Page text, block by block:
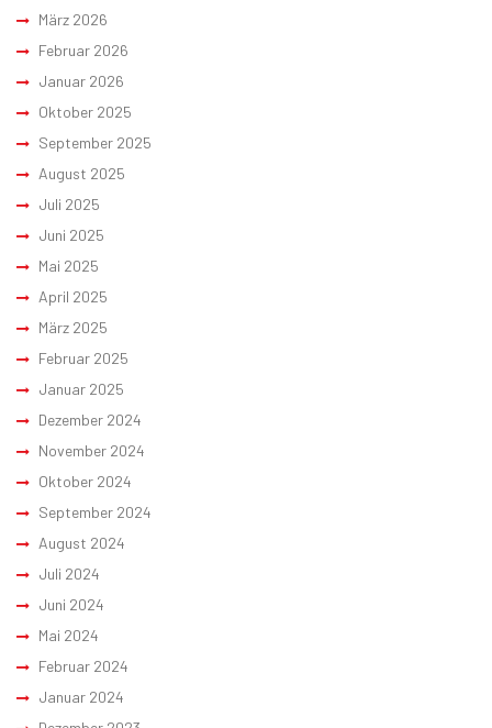
März 2026
Februar 2026
Januar 2026
Oktober 2025
September 2025
August 2025
Juli 2025
Juni 2025
Mai 2025
April 2025
März 2025
Februar 2025
Januar 2025
Dezember 2024
November 2024
Oktober 2024
September 2024
August 2024
Juli 2024
Juni 2024
Mai 2024
Februar 2024
Januar 2024